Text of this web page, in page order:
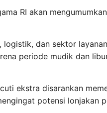
RI akan
logistik, dan sektor
periode mudik dan
ekstra disarankan
potensi lonjakan